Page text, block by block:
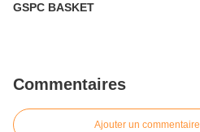
GSPC BASKET
Commentaires
Ajouter un commentaire